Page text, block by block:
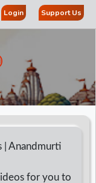
Login Support Us
| Anandmurti
for you to